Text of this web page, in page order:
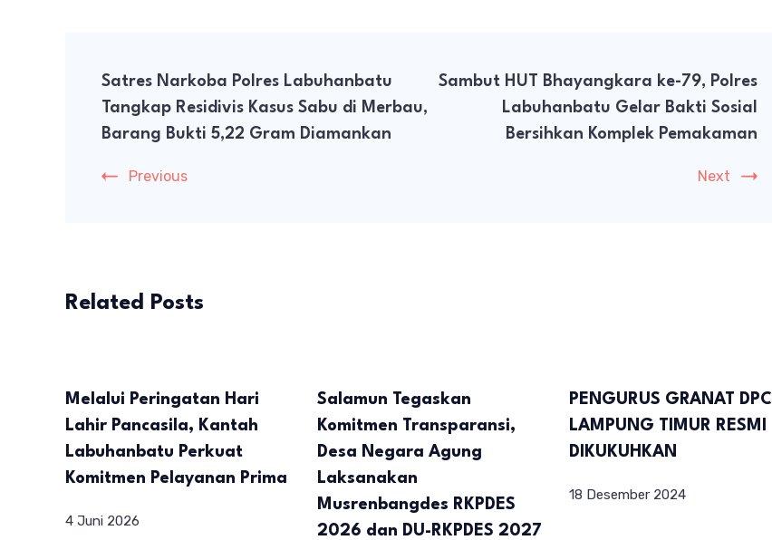
Navigation
Satres Narkoba Polres Labuhanbatu
Tangkap Residivis Kasus Sabu di Merbau,
Barang Bukti 5,22 Gram Diamankan
Previous
Sambut HUT Bhayangkara ke-79, Polres
Labuhanbatu Gelar Bakti Sosial
Bersihkan Komplek Pemakaman
Next
Related Posts
Melalui Peringatan Hari
Lahir Pancasila, Kantah
Labuhanbatu Perkuat
Komitmen Pelayanan Prima
4 Juni 2026
Salamun Tegaskan
Komitmen Transparansi,
Desa Negara Agung
Laksanakan
Musrenbangdes RKPDES
2026 dan DU-RKPDES 2027
PENGURUS GRANAT DPC
LAMPUNG TIMUR RESMI
DIKUKUHKAN
18 Desember 2024